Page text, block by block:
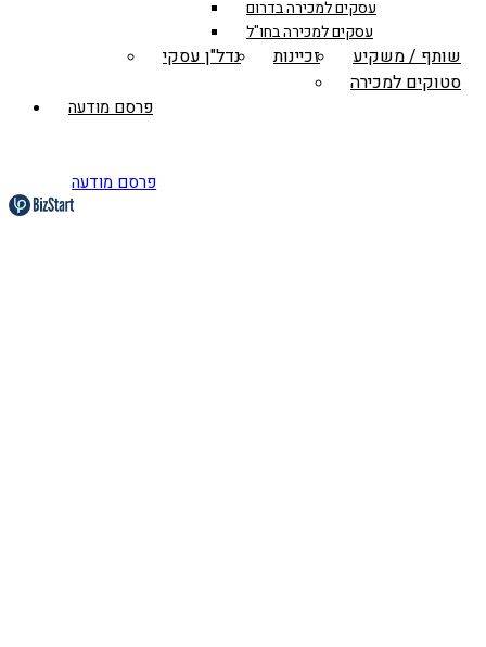
עסקים למכירה בדרום
עסקים למכירה בחו"ל
שותף / משקיע זכיינות
נדל"ן עסקי
סטוקים למכירה
פרסם מודעה
פרסם מודעה